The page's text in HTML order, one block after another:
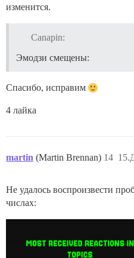
изменится.
Canapin:
Эмодзи смещены:
Спасибо, исправим
4 лайка
martin (Martin Brennan) 14
Не удалось воспроизвести
числах: